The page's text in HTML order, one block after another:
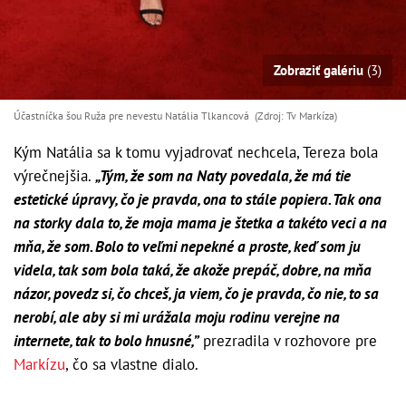
Zobraziť galériu (3)
Účastníčka šou Ruža pre nevestu Natália Tlkancová (Zdroj: Tv Markíza)
Kým Natália sa k tomu vyjadrovať nechcela, Tereza bola
výrečnejšia. „Tým, že som na Naty povedala, že má tie
estetické úpravy, čo je pravda, ona to stále popiera. Tak ona
na storky dala to, že moja mama je štetka a takéto veci a na
mňa, že som. Bolo to veľmi nepekné a proste, keď som ju
videla, tak som bola taká, že akože prepáč, dobre, na mňa
názor, povedz si, čo chceš, ja viem, čo je pravda, čo nie, to sa
nerobí, ale aby si mi urážala moju rodinu verejne na
internete, tak to bolo hnusné,”prezradila v rozhovore pre
Markízu, čo sa vlastne dialo.